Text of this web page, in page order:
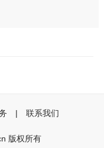
| 联系我们
版权所有